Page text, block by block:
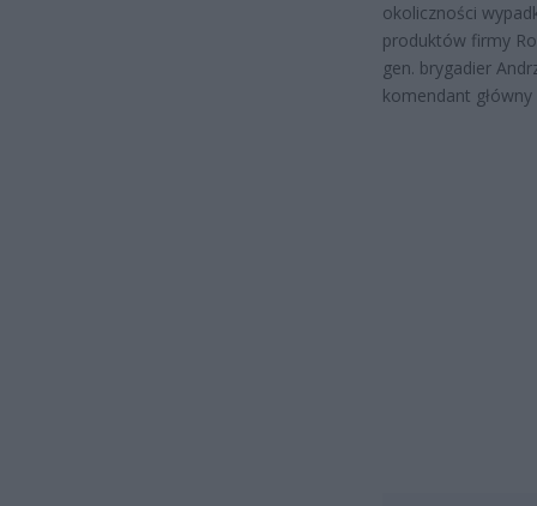
okoliczności
produktów firmy
gen. brygadier
komendant